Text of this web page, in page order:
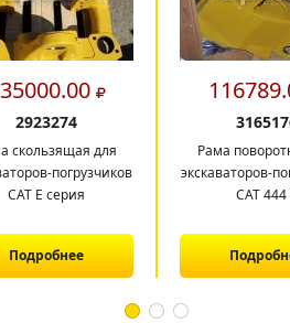
2923274
скользящая для
погрузчиков
CAT E серия
Подробнее
Рама
экскаваторов-
САТ 444